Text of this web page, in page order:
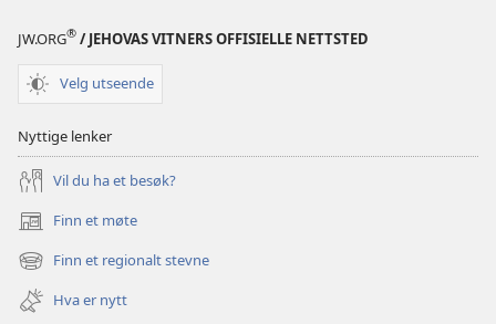
JW.ORG® / JEHOVAS VITNERS OFFISIELLE NETTSTED
Velg utseende
Nyttige lenker
Vil du ha et besøk?
Finn et møte
(åpner
nytt
vindu)
Finn et regionalt stevne
(åpner
nytt
vindu)
Hva er nytt